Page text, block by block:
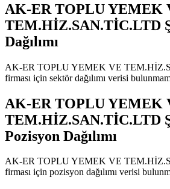
AK-ER TOPLU YEMEK
TEM.HİZ.SAN.TİC.LTD
Dağılımı
AK-ER TOPLU YEMEK VE
firması için sektör dağılımı verisi
AK-ER TOPLU YEMEK
TEM.HİZ.SAN.TİC.LTD
Pozisyon Dağılımı
AK-ER TOPLU YEMEK VE
firması için pozisyon dağılımı verisi